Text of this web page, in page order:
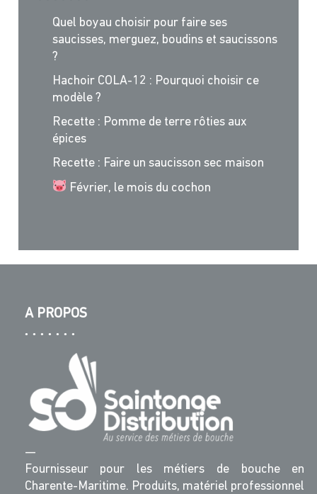
Quel boyau choisir pour faire ses
saucisses, merguez, boudins et saucissons
?
Hachoir COLA-12 : Pourquoi choisir ce
modèle ?
Recette : Pomme de terre rôties aux
épices
Recette : Faire un saucisson sec maison
Février, le mois du cochon
A PROPOS
—
Fournisseur pour les métiers de bouche en
Charente-Maritime. Produits, matériel professionnel